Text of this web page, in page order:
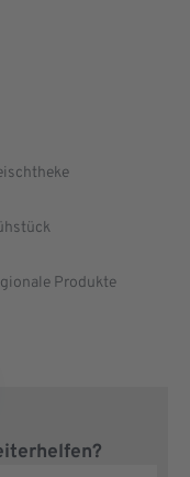
Produkte